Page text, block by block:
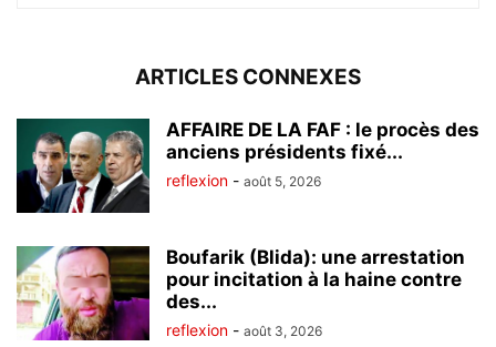
ARTICLES CONNEXES
AFFAIRE DE LA FAF : le procès des
anciens présidents fixé...
reflexion - août 5, 2026
Boufarik (Blida): une arrestation
pour incitation à la haine contre
des...
reflexion - août 3, 2026